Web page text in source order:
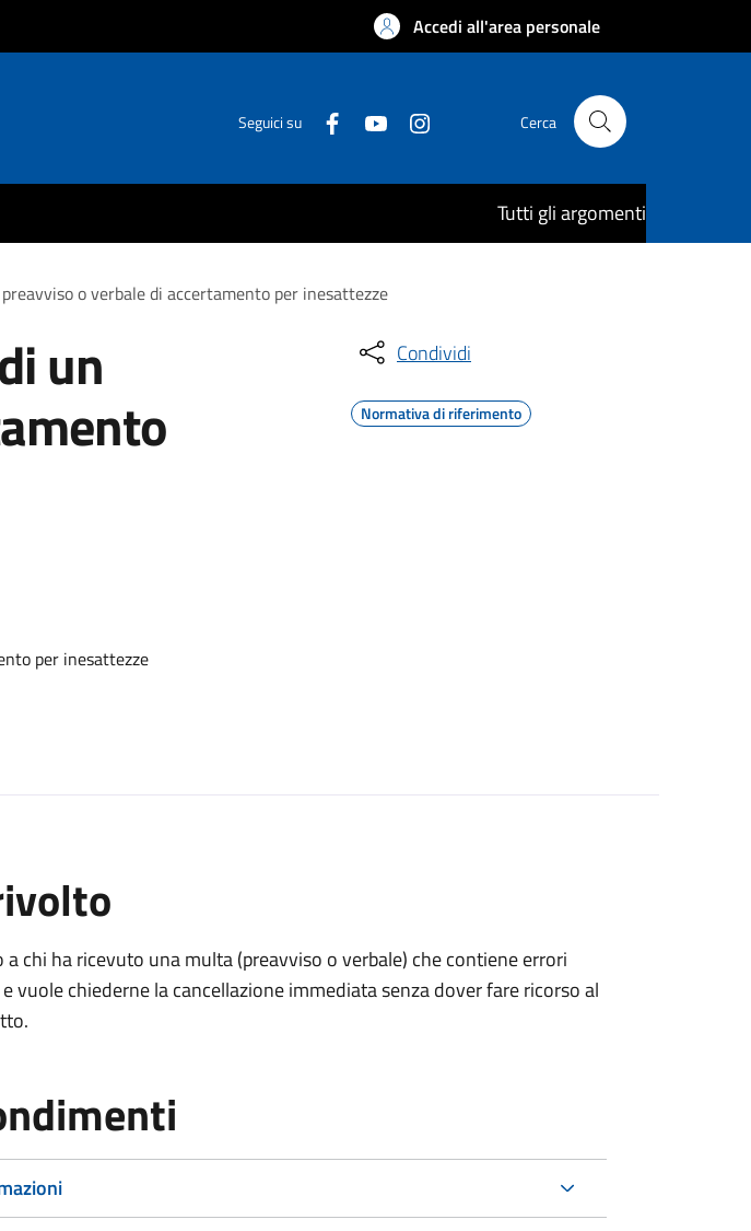
Accedi all'area personale
Seguici su Cerca
Tutti gli argomenti
o verbale di accertamento per inesattezze
un
per inesattezze
Condividi
Normativa di riferimento
a chi ha ricevuto una multa (preavviso o verbale) che contiene errori
vuole chiederne la cancellazione immediata senza dover fare ricorso al